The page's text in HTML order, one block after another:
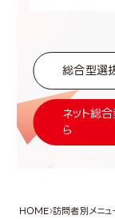
総合型選
ネット総
ら
HOME 訪問者別メニュ